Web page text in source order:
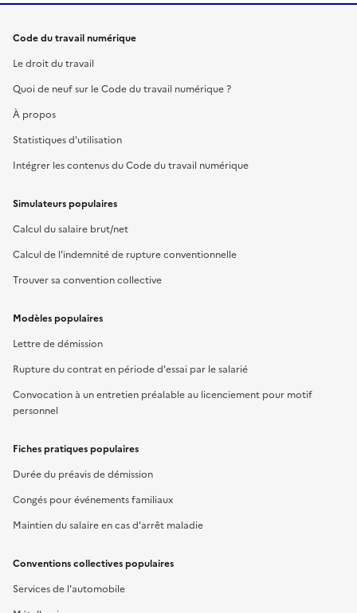
Code du travail numérique
Le droit du travail
Quoi de neuf sur le Code du travail numérique ?
À propos
Statistiques d'utilisation
Intégrer les contenus du Code du travail numérique
Simulateurs populaires
Calcul du salaire brut/net
Calcul de l'indemnité de rupture conventionnelle
Trouver sa convention collective
Modèles populaires
Lettre de démission
Rupture du contrat en période d'essai par le salarié
Convocation à un entretien préalable au licenciement pour motif
personnel
Fiches pratiques populaires
Durée du préavis de démission
Congés pour événements familiaux
Maintien du salaire en cas d'arrêt maladie
Conventions collectives populaires
Services de l'automobile